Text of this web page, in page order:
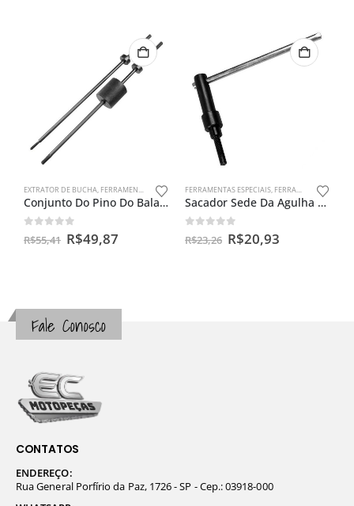
EXTRATOR DE BUCHA, FERRAMENTAS ESPECIAIS
Conjunto Do Pino Do Balancim Da Yamaha 4 Tempos
out of 5
R$55,41 R$49,87
FERRAMENTAS ESPECIAIS, FERRAMENTAS PARA CARBURADORES
Sacador Sede Da Agulha Do Carburador Universal
out of 5
R$23,26 R$20,93
Fale Conosco
CONTATOS
ENDEREÇO:
Rua General Porfírio da Paz, 1726 - SP - Cep.: 03918-000